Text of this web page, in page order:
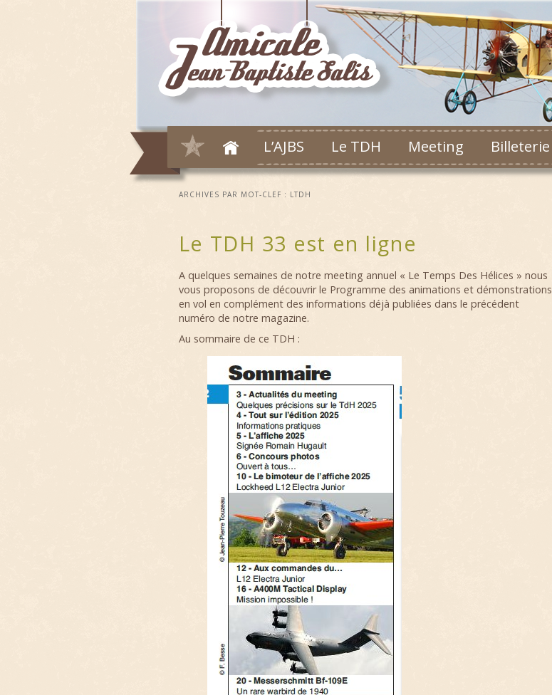
L’AJBS Le TDH Meeting Billeterie
ARCHIVES PAR MOT-CLEF : LTDH
Le TDH 33 est en ligne
A quelques semaines de notre meeting annuel « Le Temps Des Hélices » nous
vous proposons de découvrir le Programme des animations et démonstrations
en vol en complément des informations déjà publiées dans le précédent
numéro de notre magazine.
Au sommaire de ce TDH :